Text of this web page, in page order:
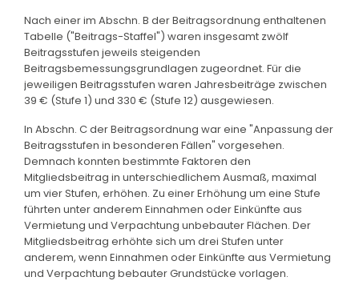
Nach einer im Abschn. B der Beitragsordnung enthaltenen
Tabelle ("Beitrags-Staffel") waren insgesamt zwölf
Beitragsstufen jeweils steigenden
Beitragsbemessungsgrundlagen zugeordnet. Für die
jeweiligen Beitragsstufen waren Jahresbeiträge zwischen
39 € (Stufe 1) und 330 € (Stufe 12) ausgewiesen.
In Abschn. C der Beitragsordnung war eine "Anpassung der
Beitragsstufen in besonderen Fällen" vorgesehen.
Demnach konnten bestimmte Faktoren den
Mitgliedsbeitrag in unterschiedlichem Ausmaß, maximal
um vier Stufen, erhöhen. Zu einer Erhöhung um eine Stufe
führten unter anderem Einnahmen oder Einkünfte aus
Vermietung und Verpachtung unbebauter Flächen. Der
Mitgliedsbeitrag erhöhte sich um drei Stufen unter
anderem, wenn Einnahmen oder Einkünfte aus Vermietung
und Verpachtung bebauter Grundstücke vorlagen.